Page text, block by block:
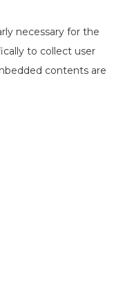
necessary for the
to collect user
contents are